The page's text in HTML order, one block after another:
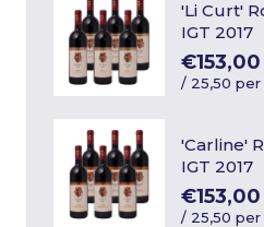
'Li Curt'
IGT 2017
€153,00
/ 25,50 per
'Carline'
IGT 2017
€153,00
/ 25,50 per